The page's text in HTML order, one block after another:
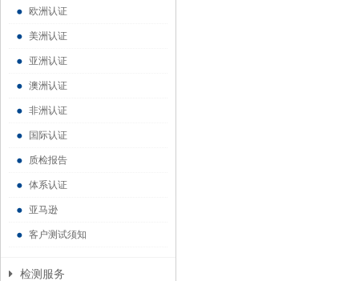
欧洲认证
美洲认证
亚洲认证
澳洲认证
非洲认证
国际认证
质检报告
体系认证
亚马逊
客户测试须知
检测服务